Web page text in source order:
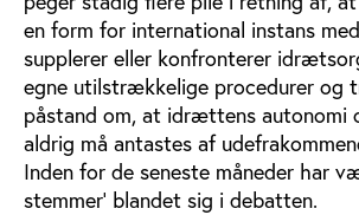
en form for international instans
supplerer eller konfronterer
egne utilstrækkelige procedurer og
påstand om, at idrættens autonomi
aldrig må antastes af
Inden for de seneste måneder har
stemmer' blandet sig i debatten.